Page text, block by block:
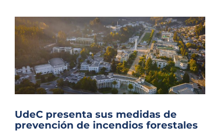
UdeC presenta sus medidas de
prevención de incendios forestales